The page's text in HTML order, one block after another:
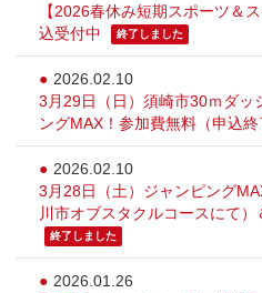
【2026春休み短期スポーツ＆
込受付中
終了しました
2026.02.10
3月29日（日）須崎市30ｍダッ
ングMAX！参加費無料（申込終
2026.02.10
3月28日（土）ジャンピング
川市オブスタクルコースにて）
終了しました
2026.01.26